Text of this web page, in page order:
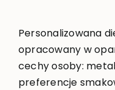
Personalizowana
opracowany w
cechy osoby:
preferencje